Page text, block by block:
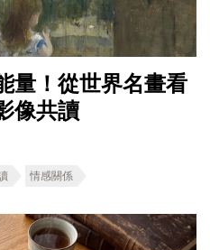
量！從世界名畫看
像共讀
情感關係